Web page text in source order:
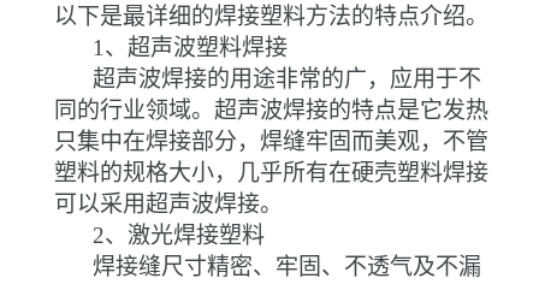
以下是最详细的焊接塑料方法的特点介绍。
1 、超声波塑料焊接
超声波焊接的用途非常的广，应用于不
同的行业领域。超声波焊接的特点是它发热
只集中在焊接部分，焊缝牢固而美观，不管
塑料的规格大小，几乎所有在硬壳塑料焊接
可以采用超声波焊接。
2、激光焊接塑料
焊接缝尺寸精密、牢固、不透气及不漏